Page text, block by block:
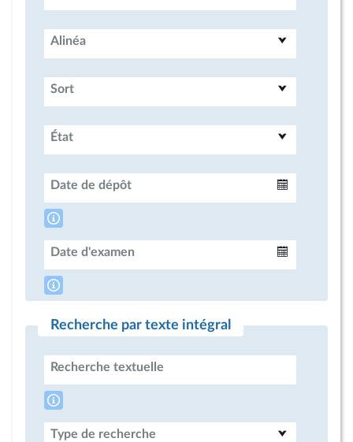
Alinéa
Sort
État
Date de dépôt
Date d'examen
Recherche par texte intégral
Recherche textuelle
Type de recherche